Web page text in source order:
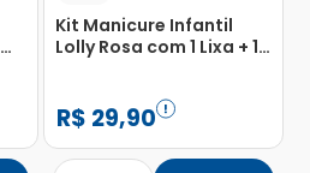
Kit Manicure Infantil
Lolly Rosa com 1 Lixa + 1
R$ 29,90